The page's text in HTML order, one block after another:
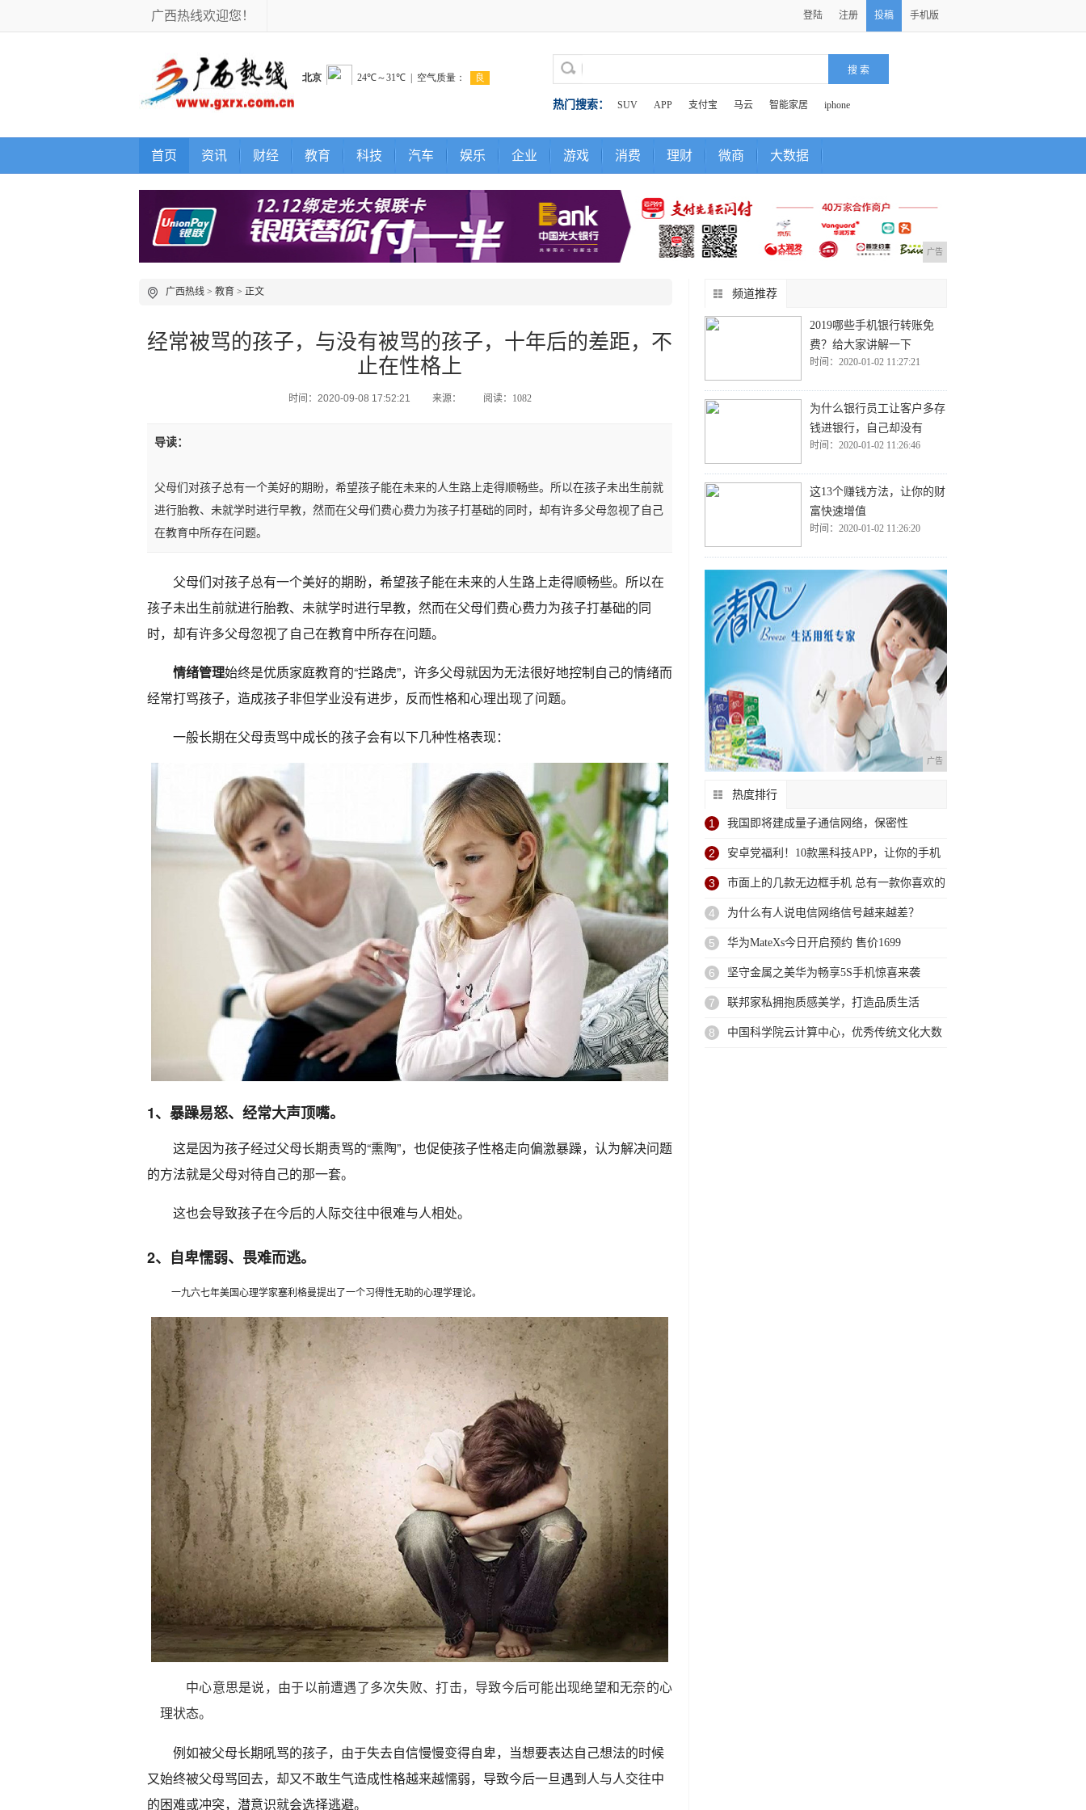
广西热线欢迎您！ 登陆 注册 投稿 手机版
热门搜索： SUV APP 支付宝 马云 智能家居 iphone
首页 资讯 财经 教育 科技 汽车 娱乐 企业 游戏 消费 理财 微商 大数据
广告
广西热线 > 教育 > 正文
经常被骂的孩子，与没有被骂的孩子，十年后的差距，不
止在性格上
时间：2020-09-08 17:52:21 来源： 阅读：1082
导读：
父母们对孩子总有一个美好的期盼，希望孩子能在未来的人生路上走得顺畅些。所以在孩子未出生前就
进行胎教、未就学时进行早教，然而在父母们费心费力为孩子打基础的同时，却有许多父母忽视了自己
在教育中所存在问题。
父母们对孩子总有一个美好的期盼，希望孩子能在未来的人生路上走得顺畅些。所以在
孩子未出生前就进行胎教、未就学时进行早教，然而在父母们费心费力为孩子打基础的同
时，却有许多父母忽视了自己在教育中所存在问题。
情绪管理始终是优质家庭教育的“拦路虎”，许多父母就因为无法很好地控制自己的情绪而
经常打骂孩子，造成孩子非但学业没有进步，反而性格和心理出现了问题。
一般长期在父母责骂中成长的孩子会有以下几种性格表现：
1、暴躁易怒、经常大声顶嘴。
这是因为孩子经过父母长期责骂的“熏陶”，也促使孩子性格走向偏激暴躁，认为解决问题
的方法就是父母对待自己的那一套。
这也会导致孩子在今后的人际交往中很难与人相处。
2、自卑懦弱、畏难而逃。
一九六七年美国心理学家塞利格曼提出了一个习得性无助的心理学理论。
中心意思是说，由于以前遭遇了多次失败、打击，导致今后可能出现绝望和无奈的心
理状态。
例如被父母长期吼骂的孩子，由于失去自信慢慢变得自卑，当想要表达自己想法的时候
又始终被父母骂回去，却又不敢生气造成性格越来越懦弱，导致今后一旦遇到人与人交往中
的困难或冲突，潜意识就会选择逃避。
频道推荐
2019哪些手机银行转账免
费？给大家讲解一下
时间：2020-01-02 11:27:21
为什么银行员工让客户多存
钱进银行，自己却没有
时间：2020-01-02 11:26:46
这13个赚钱方法，让你的财
富快速增值
时间：2020-01-02 11:26:20
广告
热度排行
1 我国即将建成量子通信网络，保密性
100%，
2 安卓党福利！10款黑科技APP，让你的手机
3 市面上的几款无边框手机 总有一款你喜欢的
4 为什么有人说电信网络信号越来越差？
5 华为MateXs今日开启预约 售价1699
6 坚守金属之美华为畅享5S手机惊喜来袭
7 联邦家私拥抱质感美学，打造品质生活
8 中国科学院云计算中心，优秀传统文化大数